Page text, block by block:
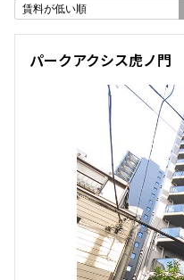
選択中の駅
虎ノ門
(18)
検索対象
18
パークアクシス虎ノ門